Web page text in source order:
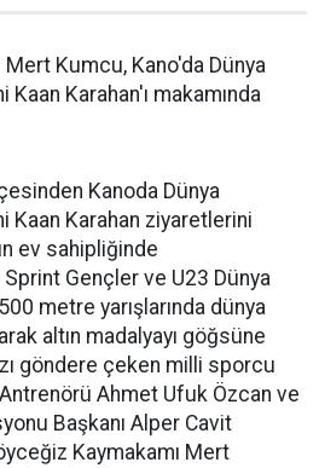
Mert Kumcu, Kano'da Dünya
Kaan Karahan'ı makamında
Kanoda Dünya
Kaan Karahan ziyaretlerini
ev sahipliğinde
Gençler ve U23 Dünya
metre yarışlarında dünya
altın madalyayı göğsüne
göndere çeken milli sporcu
Ahmet Ufuk Özcan ve
Başkanı Alper Cavit
Kaymakamı Mert